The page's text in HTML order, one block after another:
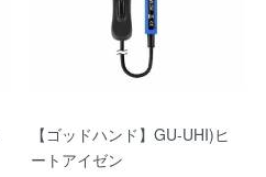
【ゴッドハンド】GU-UHI)ヒ
ートアイゼン